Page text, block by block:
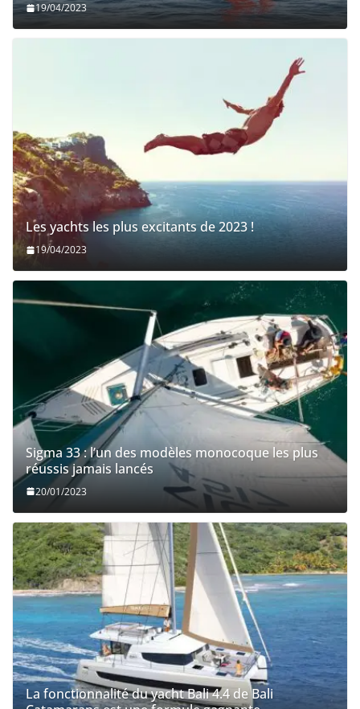
19/04/2023
Les yachts les plus excitants de 2023 !
19/04/2023
Sigma 33 : l’un des modèles monocoque les plus
réussis jamais lancés
20/01/2023
La fonctionnalité du yacht Bali 4.4 de Bali